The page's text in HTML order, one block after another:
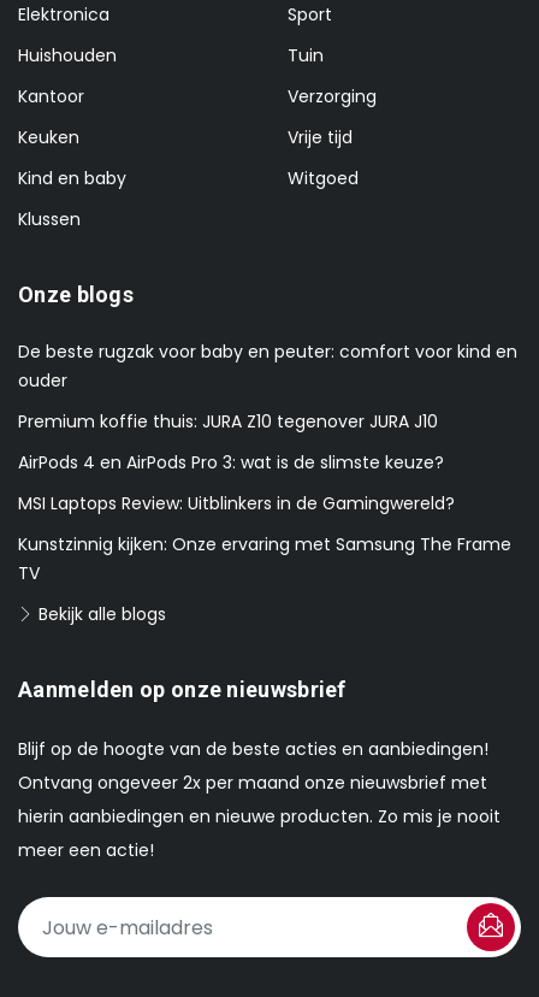
Elektronica
Huishouden
Kantoor
Keuken
Kind en baby
Klussen
Sport
Tuin
Verzorging
Vrije tijd
Witgoed
Onze blogs
De beste rugzak voor baby en peuter: comfort voor kind en
ouder
Premium koffie thuis: JURA Z10 tegenover JURA J10
AirPods 4 en AirPods Pro 3: wat is de slimste keuze?
MSI Laptops Review: Uitblinkers in de Gamingwereld?
Kunstzinnig kijken: Onze ervaring met Samsung The Frame
TV
Bekijk alle blogs
Aanmelden op onze nieuwsbrief
Blijf op de hoogte van de beste acties en aanbiedingen!
Ontvang ongeveer 2x per maand onze nieuwsbrief met
hierin aanbiedingen en nieuwe producten. Zo mis je nooit
meer een actie!